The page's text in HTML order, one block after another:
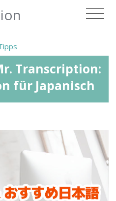
Transcription:
für Japanisch